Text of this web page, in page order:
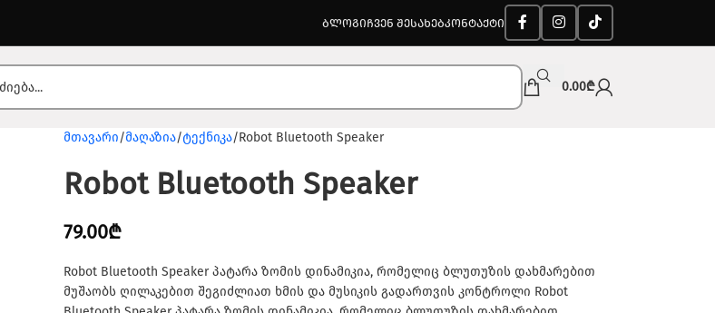
ᲑᲚᲝᲒᲘᲩᲕᲔᲜ ᲨᲔᲡᲐᲮᲔᲑᲙᲝᲜᲢᲐᲥᲢᲘ
0.00₾
მთავარი მაღაზია ტექნიკა Robot Bluetooth Speaker
Robot Bluetooth Speaker
79.00₾
Robot Bluetooth Speaker პატარა ზომის დინამიკია, რომელიც ბლუთუზის დახმარებით
მუშაობს ღილაკებით შეგიძლიათ ხმის და მუსიკის გადართვის კონტროლი Robot